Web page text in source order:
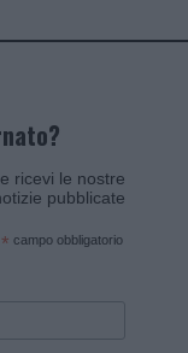
ricevi le nostre
pubblicate
* campo obbligatorio